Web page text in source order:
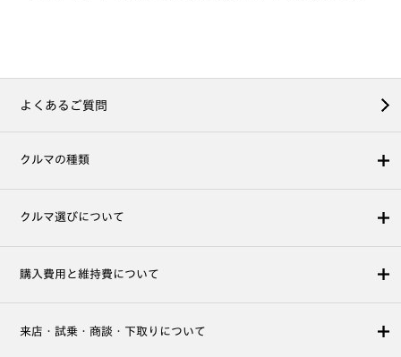
よくあるご質問
クルマの種類
クルマ選びについて
購入費用と維持費について
来店・試乗・商談・下取りについて